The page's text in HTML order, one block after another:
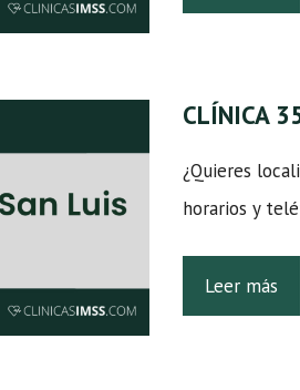
CLÍNICA
¿Quieres
horarios y
Leer más